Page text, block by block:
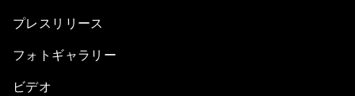
プレスリリース
フォトギャラリー
ビデオ